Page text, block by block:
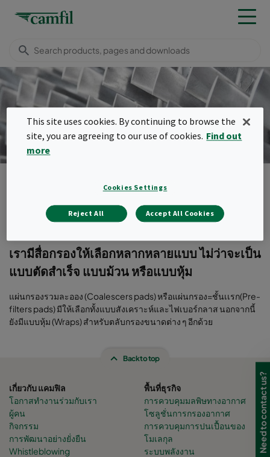
Media
Media
เรามีสื่อกรองให้เลือกหลากหลายแบบ ไม่ว่าจะเป็น
แบบตัดสำเร็จ แบบม้วน หรือแบบหุ้ม
แผ่นกรองรวมละออง (Coalescers pads) หรือแผ่นกรอง=ชั้นเเรก(Pre-
filters pads) มีให้เลือกทั้งแบบสังเคราะห์และไฟเบอร์กลาส นอกจากนี้
ยังมีแบบหุ้ม (Wraps) สำหรับตลับกรองขนาดต่าง ๆ อีกด้วย
Back to top
เกี่ยวกับ แคมฟิล
โอกาสทำงานร่วมกับเรา
ผู้คน
กิจกรรม
การพัฒนาอย่างยั่งยืน
Whistleblowing
พื้นที่ธุรกิจ
การควบคุมมลพิษทางอากาศ
โซลูชั่นการกรองอากาศ
การควบคุมการปนเปื้อนของ
โมเลกุล
ระบบพลังงาน
Need to contact us?
This site uses cookies. By continuing to browse the
site, you are agreeing to our use of cookies. Find out
more
Cookies Settings
Reject All Accept All Cookies